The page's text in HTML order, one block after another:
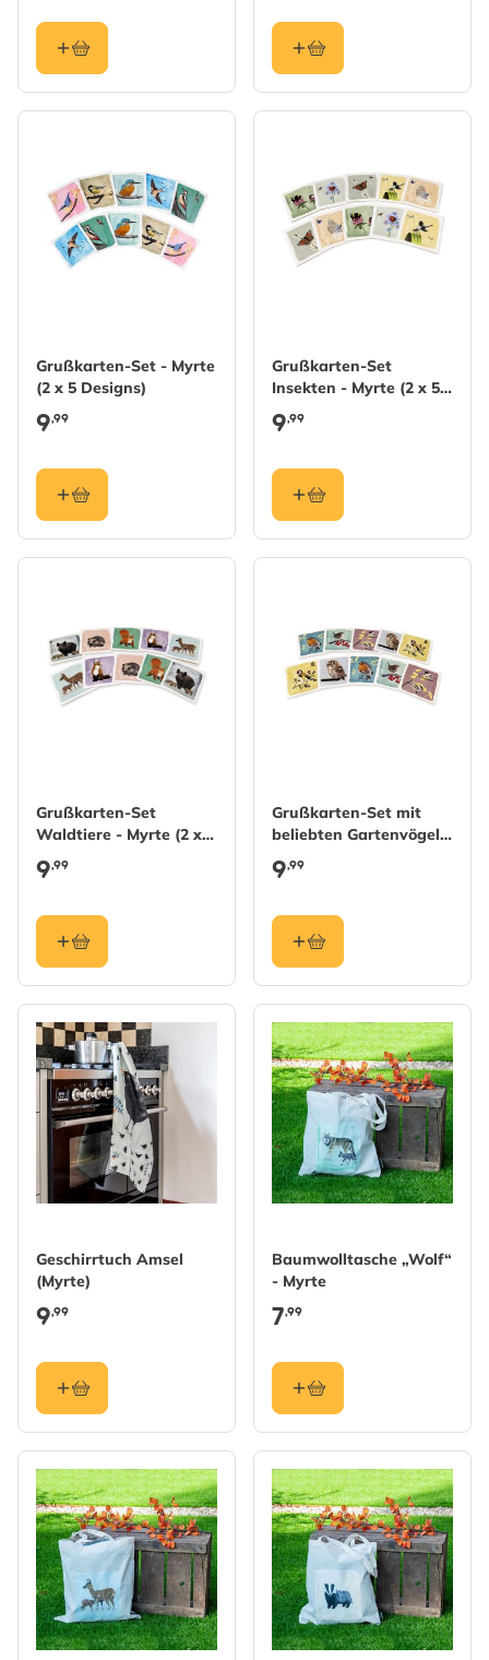
Grußkarten-Set - Myrte
(2 x 5 Designs)
9,99
Grußkarten-Set
Insekten - Myrte (2 x 5
Designs)
9,99
Grußkarten-Set
Waldtiere - Myrte (2 x 5
designs)
9,99
Grußkarten-Set mit
beliebten Gartenvögel -
Myrte (2 x 5 Designs)
9,99
Geschirrtuch Amsel
(Myrte)
9,99
Baumwolltasche „Wolf“
- Myrte
7,99